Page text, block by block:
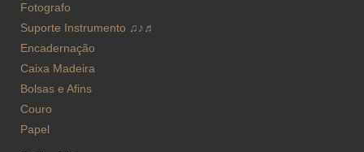
Fotografo
Suporte Instrumento ♫♪♬
Encadernação
Caixa Madeira
Bolsas e Afins
Couro
Papel